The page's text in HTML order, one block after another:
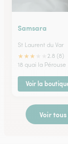
Samsara
St Laurent du Var
★★★
2.8 (8)
18 quai la Pérouse
Voir la
Voir